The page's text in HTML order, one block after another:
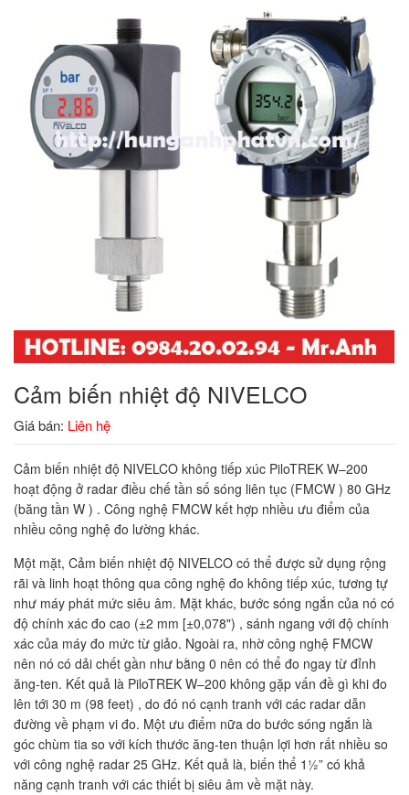
Cảm biến nhiệt độ NIVELCO
Giá bán: Liên hệ
Cảm biến nhiệt độ NIVELCO không tiếp xúc PiloTREK W–200
hoạt động ở radar điều chế tần số sóng liên tục (FMCW ) 80 GHz
(băng tần W ) . Công nghệ FMCW kết hợp nhiều ưu điểm của
nhiều công nghệ đo lường khác.
Một mặt, Cảm biến nhiệt độ NIVELCO có thể được sử dụng rộng
rãi và linh hoạt thông qua công nghệ đo không tiếp xúc, tương tự
như máy phát mức siêu âm. Mặt khác, bước sóng ngắn của nó có
độ chính xác đo cao (±2 mm [±0,078") , sánh ngang với độ chính
xác của máy đo mức từ giảo. Ngoài ra, nhờ công nghệ FMCW
nên nó có dải chết gần như bằng 0 nên có thể đo ngay từ đỉnh
ăng-ten. Kết quả là PiloTREK W–200 không gặp vấn đề gì khi đo
lên tới 30 m (98 feet) , do đó nó cạnh tranh với các radar dẫn
đường về phạm vi đo. Một ưu điểm nữa do bước sóng ngắn là
góc chùm tia so với kích thước ăng-ten thuận lợi hơn rất nhiều so
với công nghệ radar 25 GHz. Kết quả là, biến thể 1½” có khả
năng cạnh tranh với các thiết bị siêu âm về mặt này.